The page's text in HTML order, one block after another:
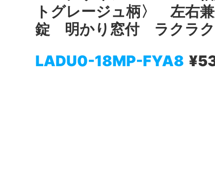
トグレージュ柄〉 左右
錠 明かり窓付 ラクラク
LADU0-18MP-FYA8